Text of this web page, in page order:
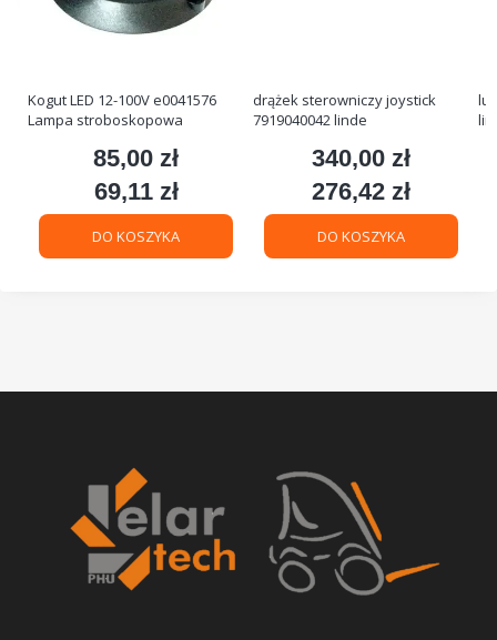
Kogut LED 12-100V e0041576
Lampa stroboskopowa
Cena
85,00 zł
Cena
69,11 zł
DO KOSZYKA
drążek sterowniczy joystick
7919040042 linde
Cena
340,00 zł
Cena
276,42 zł
DO KOSZYKA